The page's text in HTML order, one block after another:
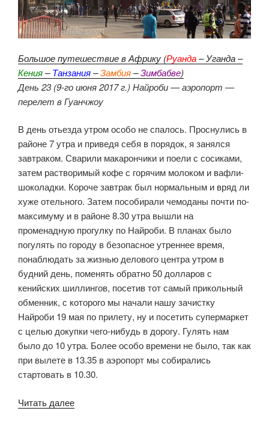
Большое путешествие в Африку (Руанда– Уганда –
Кения–Танзания–Замбия–Зимбабве)
День 23 (9-го июня 2017 г.) Найроби — аэропорт —
перелет в Гуанчжоу
В день отьезда утром особо не спалось. Проснулись в
районе 7 утра и приведя себя в порядок, я занялся
завтраком. Сварили макарончики и поели с сосиками,
затем растворимый кофе с горячим молоком и вафли-
шоколадки. Короче завтрак был нормальным и вряд ли
хуже отельного. Затем пособирали чемоданы почти по-
максимуму и в районе 8.30 утра вышли на
променадную прогулку по Найроби. В планах было
погулять по городу в безопасное утреннее время,
понаблюдать за жизнью делового центра утром в
будний день, поменять обратно 50 долларов с
кенийских шиллингов, посетив тот самый прикольный
обменник, с которого мы начали нашу зачистку
Найроби 19 мая по прилету, ну и посетить супермаркет
с целью докупки чего-нибудь в дорогу. Гулять нам
было до 10 утра. Более особо времени не было, так как
при вылете в 13.35 в аэропорт мы собирались
стартовать в 10.30.
Читать далее«Найроби